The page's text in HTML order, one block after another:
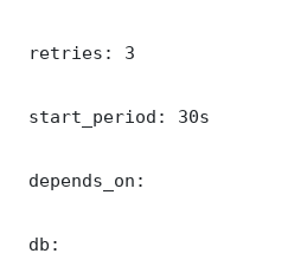
retries: 3
start_period: 30s
depends_on:
db: